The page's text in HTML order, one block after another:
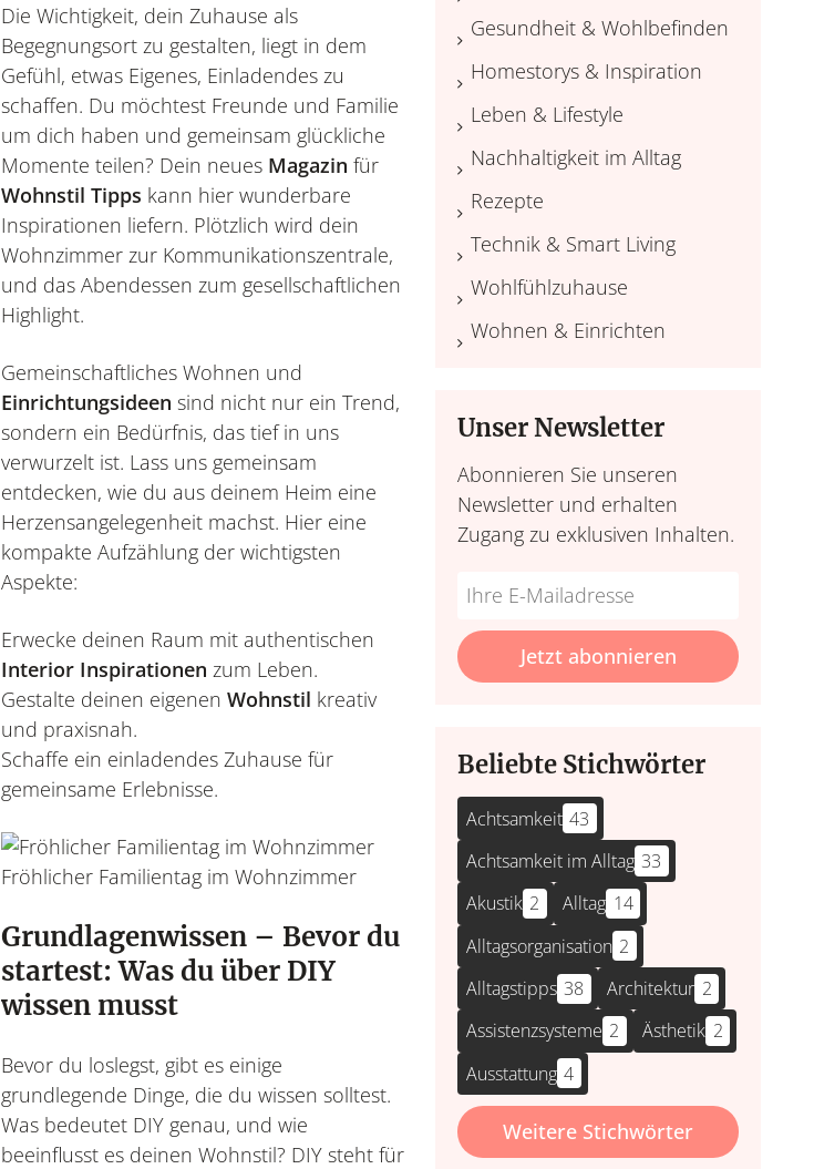
Die Wichtigkeit, dein Zuhause als
Begegnungsort zu gestalten, liegt in dem
Gefühl, etwas Eigenes, Einladendes zu
schaffen. Du möchtest Freunde und Familie
um dich haben und gemeinsam glückliche
Momente teilen? Dein neues Magazin für
Wohnstil Tipps kann hier wunderbare
Inspirationen liefern. Plötzlich wird dein
Wohnzimmer zur Kommunikationszentrale,
und das Abendessen zum gesellschaftlichen
Highlight.
Gemeinschaftliches Wohnen und
Einrichtungsideen sind nicht nur ein Trend,
sondern ein Bedürfnis, das tief in uns
verwurzelt ist. Lass uns gemeinsam
entdecken, wie du aus deinem Heim eine
Herzensangelegenheit machst. Hier eine
kompakte Aufzählung der wichtigsten
Aspekte:
Erwecke deinen Raum mit authentischen
Interior Inspirationen zum Leben.
Gestalte deinen eigenen Wohnstil kreativ
und praxisnah.
Schaffe ein einladendes Zuhause für
gemeinsame Erlebnisse.
Fröhlicher Familientag im Wohnzimmer
Grundlagenwissen – Bevor du
startest: Was du über DIY
wissen musst
Bevor du loslegst, gibt es einige
grundlegende Dinge, die du wissen solltest.
Was bedeutet DIY genau, und wie
beeinflusst es deinen Wohnstil? DIY steht für
Gesundheit & Wohlbefinden
Homestorys & Inspiration
Leben & Lifestyle
Nachhaltigkeit im Alltag
Rezepte
Technik & Smart Living
Wohlfühlzuhause
Wohnen & Einrichten
Unser Newsletter
Abonnieren Sie unseren
Newsletter und erhalten
Zugang zu exklusiven Inhalten.
Do
fill
this
*Ihre
Mailadresse:Jetzt abonnieren
Beliebte Stichwörter
Achtsamkeit 43
Achtsamkeit im Alltag 33
Akustik 2 Alltag 14
Alltagsorganisation 2
Alltagstipps 38 Architektur 2
Assistenzsysteme 2 Ästhetik 2
Ausstattung 4
Weitere Stichwörter